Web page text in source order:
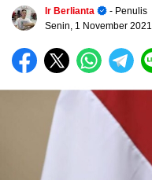
Ir Berlianta
- Penulis
Senin, 1 November 2021